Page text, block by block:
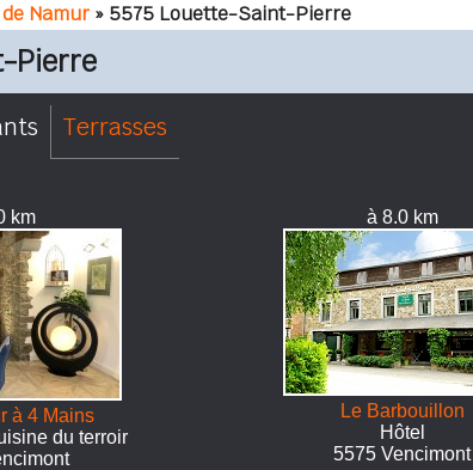
Namur» 5575 Louette-Saint-Pierre
Pierre
Terrasses
km
à 4 Mains
du terroir
à 8.0 km
Le Barbouillon
Hôtel
5575 Vencimont